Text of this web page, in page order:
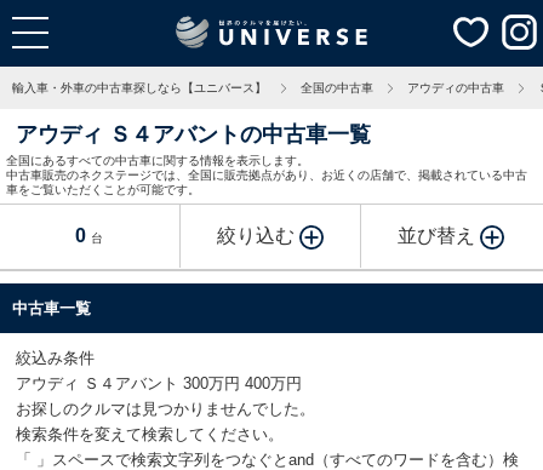
輸入車・外車の中古車探しなら【ユニバース】 全国の中古車 アウディの中古車
アウディ Ｓ４アバントの中古車一覧
全国にあるすべての中古車に関する情報を表示します。
中古車販売のネクステージでは、全国に販売拠点があり、お近くの店舗で、掲載されている中古
車をご覧いただくことが可能です。
0 台 絞り込む 並び替え
中古車一覧
絞込み条件
アウディ Ｓ４アバント 300万円 400万円
お探しのクルマは見つかりませんでした。
検索条件を変えて検索してください。
「 」スペースで検索文字列をつなぐとand（すべてのワードを含む）検